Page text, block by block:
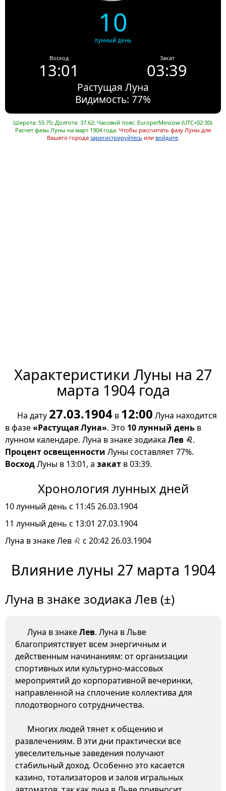
10
лунный день
Восход
13:01
Закат
03:39
Растущая Луна
Видимость: 77%
Широта: 55.75; Долгота: 37.62; Часовой пояс: Europe/Moscow (UTC+02:30).
Расчет фазы Луны на март 1904 года. Чтобы рассчитать фазу Луны для
Вашего города зарегистрируйтесь или войдите.
Характеристики Луны на 27
марта 1904 года
На дату 27.03.1904 в 12:00 Луна находится
в фазе«Растущая Луна». Это 10 лунный день в
лунном календаре. Луна в знаке зодиака Лев ♌.
Процент освещенности Луны составляет 77%.
ВосходЛуны в 13:01, а закат в 03:39.
Хронология лунных дней
10 лунный день с 11:45 26.03.1904
11 лунный день с 13:01 27.03.1904
Луна в знаке Лев ♌ с 20:42 26.03.1904
Влияние луны 27 марта 1904
Луна в знаке зодиака Лев (±)
Луна в знакеЛев. Луна в Льве
благоприятствует всем энергичным и
действенным начинаниям: от организации
спортивных или культурно-массовых
мероприятий до корпоративной вечеринки,
направленной на сплочение коллектива для
плодотворного сотрудничества.
Многих людей тянет к общению и
развлечениям. В эти дни практически все
увеселительные заведения получают
стабильный доход. Особенно это касается
казино, тотализаторов и залов игральных